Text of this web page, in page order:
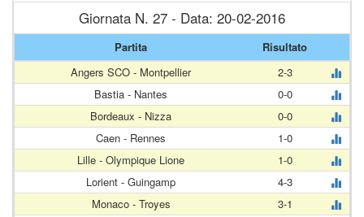
Giornata N. 27 - Data: 20-02-2016
Partita
Risultato
Angers SCO - Montpellier
2-3
Bastia - Nantes
0-0
Bordeaux - Nizza
0-0
Caen - Rennes
1-0
Lille - Olympique Lione
1-0
Lorient - Guingamp
4-3
Monaco - Troyes
3-1